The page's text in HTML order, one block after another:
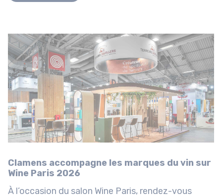
Clamens accompagne les marques du vin sur
Wine Paris 2026
À l’occasion du salon Wine Paris, rendez-vous